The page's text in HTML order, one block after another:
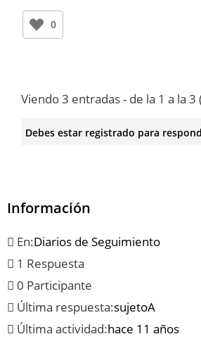
0
Viendo 3 entradas - de la 1 a la
Debes estar registrado para
Información
En:Diarios de Seguimiento
1 Respuesta
0 Participante
Última respuesta:sujetoA
Última actividad:hace 11 años